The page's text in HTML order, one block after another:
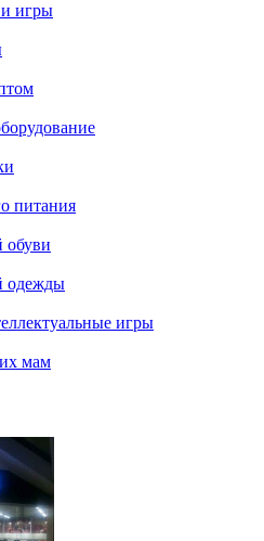
игры
питания
обуви
одежды
игры
мам